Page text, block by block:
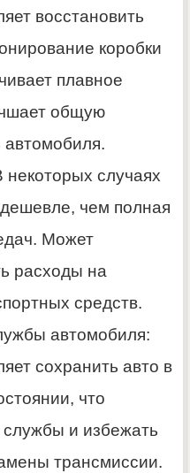
восстановить
коробки
плавное
общую
автомобиля.
случаях
чем полная
Может
расходы на
средств.
автомобиля:
сохранить авто в
что
службы и избежать
трансмиссии.